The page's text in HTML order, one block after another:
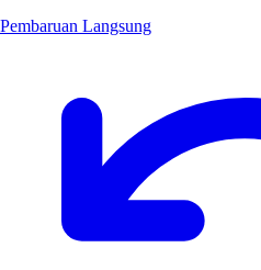
Pembaruan Langsung